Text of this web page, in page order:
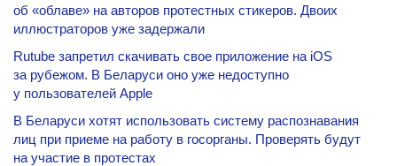
об «облаве» на авторов протестных стикеров. Двоих
иллюстраторов уже задержали
Rutube запретил скачивать свое приложение на iOS
за рубежом. В Беларуси оно уже недоступно
у пользователей Apple
В Беларуси хотят использовать систему распознавания
лиц при приеме на работу в госорганы. Проверять будут
на участие в протестах